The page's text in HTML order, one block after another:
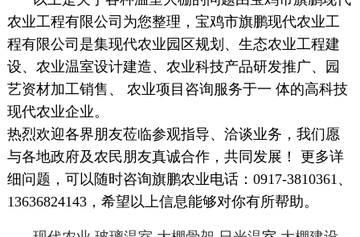
农业工程有限公司为您整理，宝鸡市旗鹏现代农业工
程有限公司是集现代农业园区规划、生态农业工程建
设、农业温室设计建造、农业科技产品研发推广、园
艺资材加工销售、 农业项目咨询服务于一 体的高科技
现代农业企业。
热烈欢迎各界朋友莅临参观指导、洽谈业务，我们愿
与各地政府及农民朋友真诚合作，共同发展！ 更多详
细问题，可以随时咨询旗鹏农业电话：0917-3810361、
13636824143，希望以上信息能够对你有所帮助。